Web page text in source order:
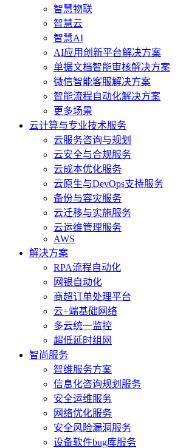
智慧物联
智慧云
智慧AI
AI应用创新平台解决方案
单据文档智能审核解决方案
微信智能客服解决方案
智能流程自动化解决方案
更多场景
云计算与专业技术服务
云服务咨询与规划
云安全与合规服务
云成本优化服务
云原生与DevOps支持服务
备份与容灾服务
云迁移与实施服务
云运维管理服务
AWS
解决方案
RPA流程自动化
网银自动化
商超订单处理平台
云+端基础网络
多云统一监控
超低延时组网
智尚服务
智维服务方案
信息化咨询规划服务
安全运维服务
网络优化服务
安全风险漏洞服务
设备软件bug库服务